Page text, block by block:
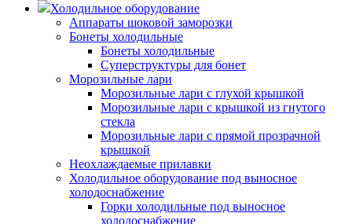
Холодильное оборудование
Аппараты шоковой заморозки
Бонеты холодильные
Бонеты холодильные
Суперструктуры для бонет
Морозильные лари
Морозильные лари с глухой крышкой
Морозильные лари с крышкой из гнутого
стекла
Морозильные лари с прямой прозрачной
крышкой
Неохлаждаемые прилавки
Холодильное оборудование под выносное
холодоснабжение
Горки холодильные под выносное
холодоснабжение